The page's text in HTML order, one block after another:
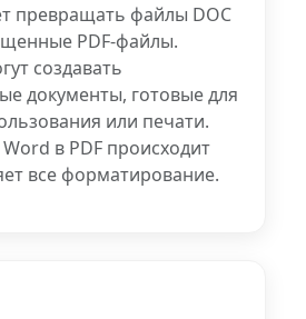
превращать файлы DOC
PDF-файлы.
создавать
документы, готовые для
или печати.
в PDF происходит
все форматирование.